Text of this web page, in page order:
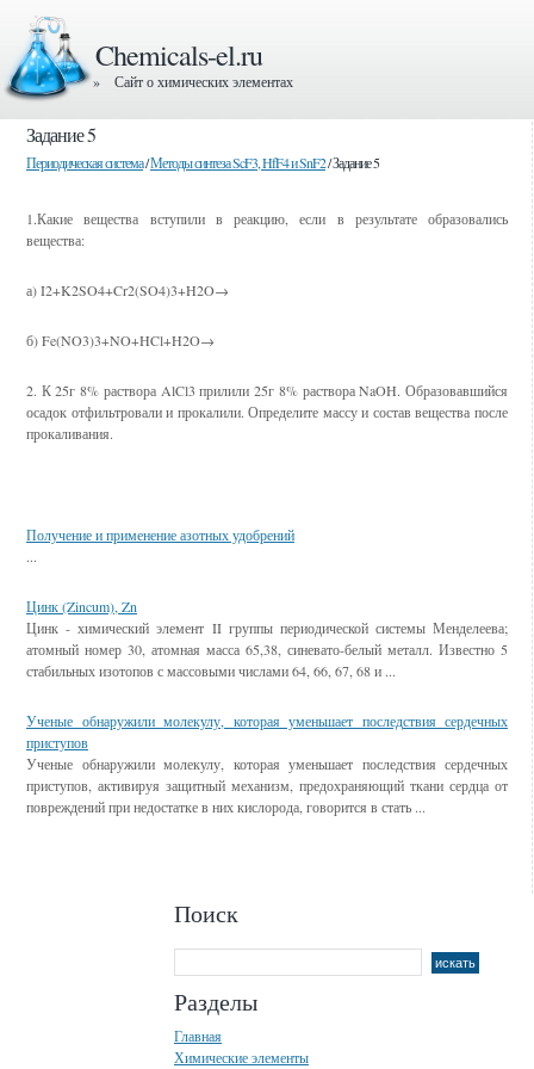
Chemicals-el.ru
» Сайт о химических элементах
Задание 5
Периодическая система/Методы синтеза ScF3, HfF4 и SnF2/ Задание 5
1.Какие вещества вступили в реакцию, если в результате образовались
вещества:
а) I2+K2SO4+Cr2(SO4)3+H2O→
б) Fe(NO3)3+NO+HCl+H2O→
2. К 25г 8% раствора AlCl3 прилили 25г 8% раствора NaOH. Образовавшийся
осадок отфильтровали и прокалили. Определите массу и состав вещества после
прокаливания.
Получение и применение азотных удобрений
...
Цинк (Zincum), Zn
Цинк - химический элемент II группы периодической системы Менделеева;
атомный номер 30, атомная масса 65,38, синевато-белый металл. Известно 5
стабильных изотопов с массовыми числами 64, 66, 67, 68 и ...
Ученые обнаружили молекулу, которая уменьшает последствия сердечных
приступов
Ученые обнаружили молекулу, которая уменьшает последствия сердечных
приступов, активируя защитный механизм, предохраняющий ткани сердца от
повреждений при недостатке в них кислорода, говорится в стать ...
Поиск
Разделы
Главная
Химические элементы